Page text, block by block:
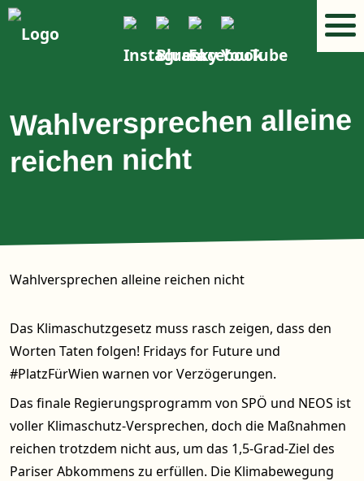
Wahlversprechen alleine
reichen nicht
Wahlversprechen alleine reichen nicht
Das Klimaschutzgesetz muss rasch zeigen, dass den
Worten Taten folgen! Fridays for Future und
#PlatzFürWien warnen vor Verzögerungen.
Das finale Regierungsprogramm von SPÖ und NEOS ist
voller Klimaschutz-Versprechen, doch die Maßnahmen
reichen trotzdem nicht aus, um das 1,5-Grad-Ziel des
Pariser Abkommens zu erfüllen. Die Klimabewegung